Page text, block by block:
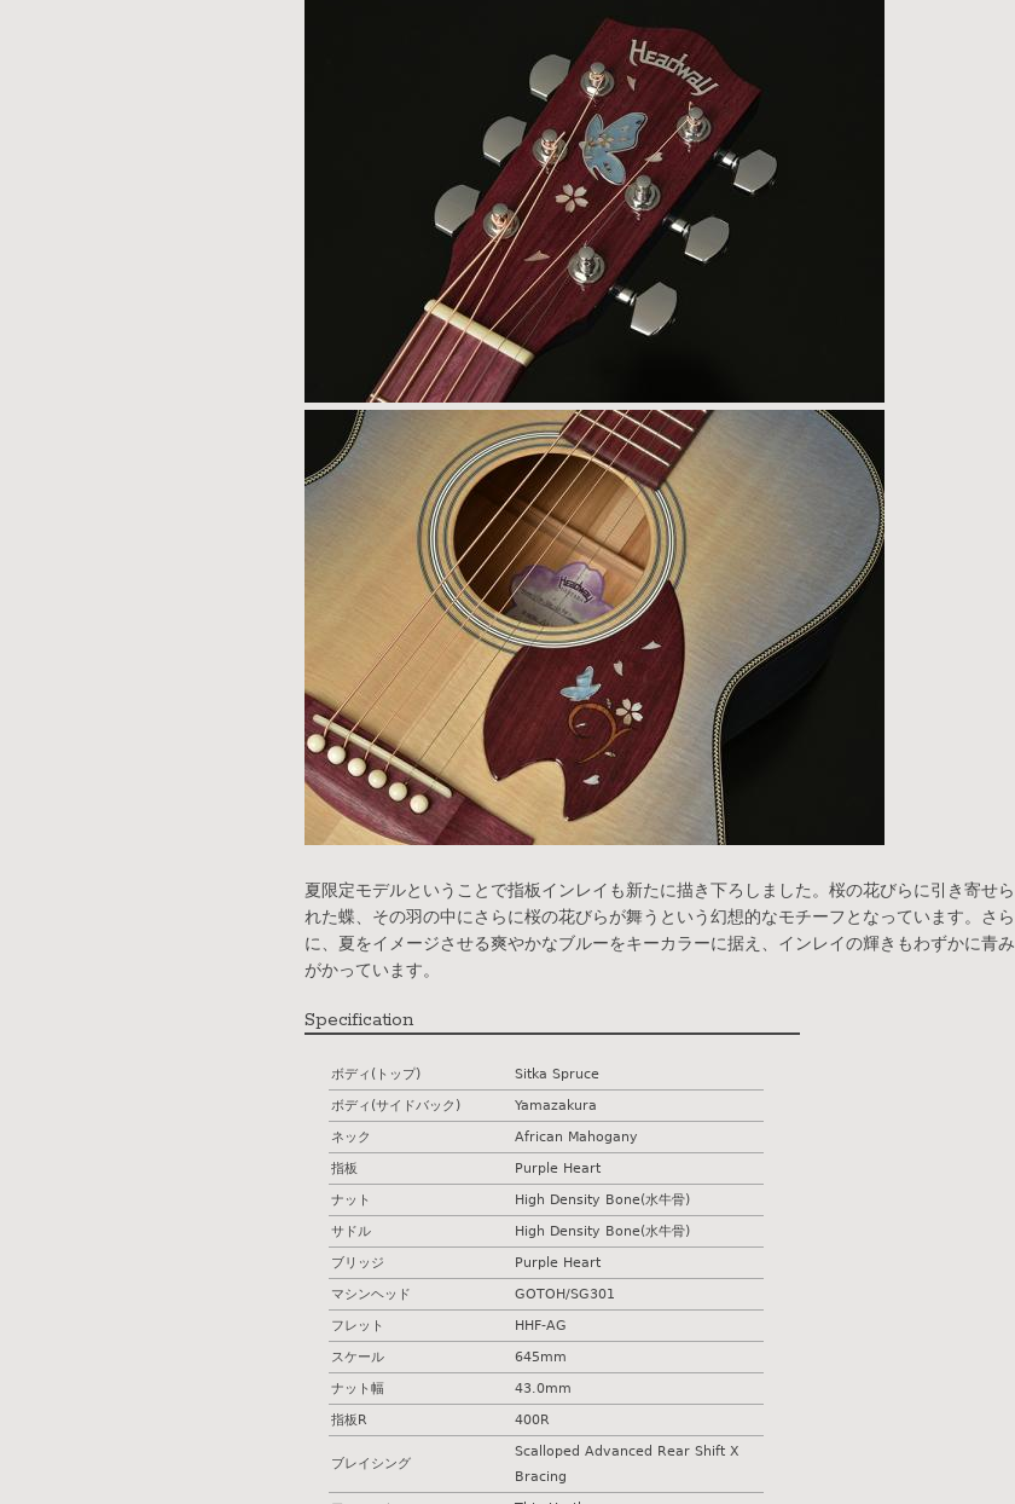
夏限定モデルということで指板インレイも新たに描き下ろしました。桜の花びらに引き寄せら
れた蝶、その羽の中にさらに桜の花びらが舞うという幻想的なモチーフとなっています。さら
に、夏をイメージさせる爽やかなブルーをキーカラーに据え、インレイの輝きもわずかに青み
がかっています。
Specification
ボディ(トップ)
Sitka Spruce
ボディ(サイドバック)
Yamazakura
ネック
African Mahogany
指板
Purple Heart
ナット
High Density Bone(水牛骨)
サドル
High Density Bone(水牛骨)
ブリッジ
Purple Heart
マシンヘッド
GOTOH/SG301
フレット
HHF-AG
スケール
645mm
ナット幅
43.0mm
指板R
400R
ブレイシング
Scalloped Advanced Rear Shift X
Bracing